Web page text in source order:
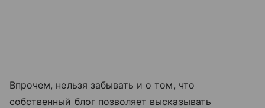
Впрочем, нельзя забывать и о том, что
собственный блог позволяет высказывать